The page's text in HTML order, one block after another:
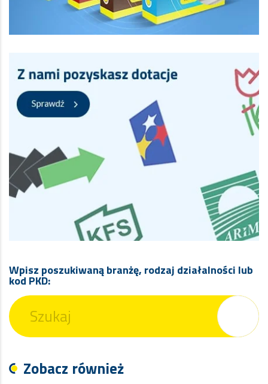
Wpisz poszukiwaną branżę, rodzaj działalności lub
kod PKD:
Zobacz również